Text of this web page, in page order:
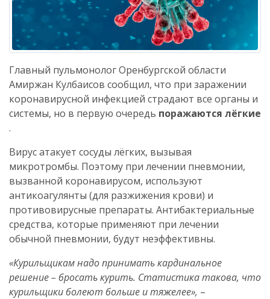
Главный пульмонолог Оренбургской области
Амиржан Кулбаисов сообщил, что при заражении
коронавирусной инфекцией страдают все органы и
системы, но в первую очередь поражаются лёгкие
.
Вирус атакует сосуды лёгких, вызывая
микротромбы. Поэтому при лечении пневмонии,
вызванной коронавирусом, используют
антикоагулянты (для разжижения крови) и
противовирусные препараты. Антибактериальные
средства, которые применяют при лечении
обычной пневмонии, будут неэффективны.
«Курильщикам надо принимать кардинальное
решение – бросать курить. Статистика такова, что
курильщики болеют больше и тяжелее», –